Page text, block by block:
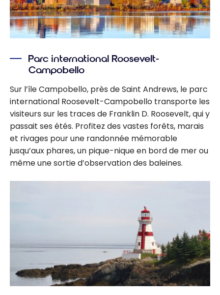
Parc international Roosevelt-
Campobello
Sur l’île Campobello, près de Saint Andrews, le parc
international Roosevelt-Campobello transporte les
visiteurs sur les traces de Franklin D. Roosevelt, qui y
passait ses étés. Profitez des vastes forêts, marais
et rivages pour une randonnée mémorable
jusqu’aux phares, un pique-nique en bord de mer ou
même une sortie d’observation des baleines.